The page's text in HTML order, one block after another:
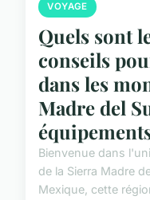
VOYAGE
Quels sont
conseils
dans les
Madre del
Bienvenue dans
de la Sierra Madre
Mexique, cette